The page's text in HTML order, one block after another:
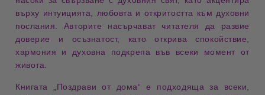
върху интуицията, любовта и откритостта към духовни
послания . Авторите насърчават читателя да развие
доверие и осъзнатост, като откриваспокойствие,
хармония и духовна подкрепа във всеки момент от
живота.
Книгата „Поздрави от дома“ е подходяща за всеки,